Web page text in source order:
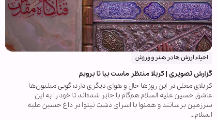
احیاء ارزش ها در هـنر و ورزش
گزارش تصویری | کربلا منتظر ماست بیا تا برویم
کربلای معلی در این روزها حال و هوای دیگری دارد؛ گویی میلیون‌ها
عاشق حسین علیه السلام هم‌گام با جابر شده‌اند تا خود را به این
سرزمین برسانند و همنوا با اسرای دشت نینوا در داغ حسین علیه
السلام…